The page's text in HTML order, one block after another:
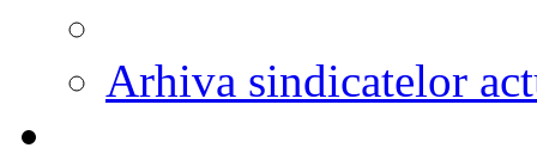
Arhiva sindicatelor